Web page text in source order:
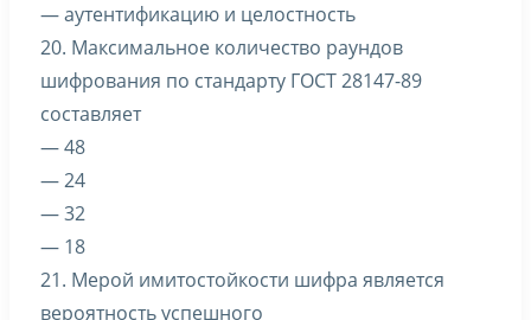
— аутентификацию и целостность
20. Максимальное количество раундов
шифрования по стандарту ГОСТ 28147-89
составляет
— 48
— 24
— 32
— 18
21. Мерой имитостойкости шифра является
вероятность успешного